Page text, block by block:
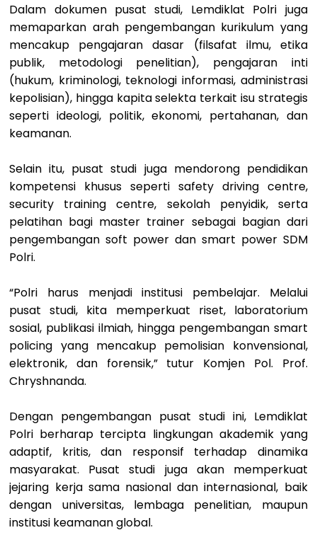
Dalam dokumen pusat studi, Lemdiklat Polri juga
memaparkan arah pengembangan kurikulum yang
mencakup pengajaran dasar (filsafat ilmu, etika
publik, metodologi penelitian), pengajaran inti
(hukum, kriminologi, teknologi informasi, administrasi
kepolisian), hingga kapita selekta terkait isu strategis
seperti ideologi, politik, ekonomi, pertahanan, dan
keamanan.
Selain itu, pusat studi juga mendorong pendidikan
kompetensi khusus seperti safety driving centre,
security training centre, sekolah penyidik, serta
pelatihan bagi master trainer sebagai bagian dari
pengembangan soft power dan smart power SDM
Polri.
“Polri harus menjadi institusi pembelajar. Melalui
pusat studi, kita memperkuat riset, laboratorium
sosial, publikasi ilmiah, hingga pengembangan smart
policing yang mencakup pemolisian konvensional,
elektronik, dan forensik,” tutur Komjen Pol. Prof.
Chryshnanda.
Dengan pengembangan pusat studi ini, Lemdiklat
Polri berharap tercipta lingkungan akademik yang
adaptif, kritis, dan responsif terhadap dinamika
masyarakat. Pusat studi juga akan memperkuat
jejaring kerja sama nasional dan internasional, baik
dengan universitas, lembaga penelitian, maupun
institusi keamanan global.